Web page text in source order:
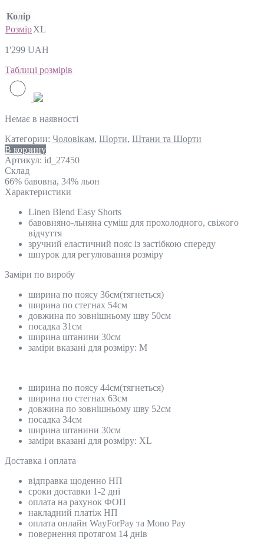
Колір
РозмірXL
1'299 UAH
Таблиці розмірів
Немає в наявності
Категории: Чоловікам, Шорти, Штани та Шорти
В корзину
Артикул: id_27450
Склад
66% бавовна, 34% льон
Характеристики
Linen Blend Easy Shorts
бавовняно-льняна суміш для прохолодного, свіжого
відчуття
зручний еластичний пояс із застібкою спереду
шнурок для регулювання розміру
Замiри по виробу
ширина по поясу 36см(тягнеться)
ширина по стегнах 54см
довжина по зовнішньому шву 50см
посадка 31см
ширина штанини 30см
заміри вказані для розміру: M
ширина по поясу 44см(тягнеться)
ширина по стегнах 63см
довжина по зовнішньому шву 52см
посадка 34см
ширина штанини 30см
заміри вказані для розміру: XL
Доставка і оплата
відправка щоденно НП
сроки доставки 1-2 дні
оплата на рахунок ФОП
накладний платіж НП
оплата онлайн WayForPay та Mono Pay
повернення протягом 14 днів